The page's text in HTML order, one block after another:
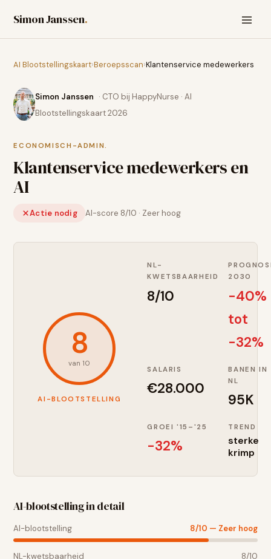
Simon Janssen.
AI Blootstellingskaart›Beroepsscan›Klantenservice medewerkers
Simon Janssen · CTO bij HappyNurse · AI
Blootstellingskaart 2026
ECONOMISCH-ADMIN.
Klantenservice medewerkersen
AI
Actie nodig AI-score 8/10 · Zeer hoog
8
van 10
AI-BLOOTSTELLING
NL-
KWETSBAARHEID
8/10
2030
-40%
tot
-32%
SALARIS
€28.000
BANEN IN
NL
95K
GROEI '15–'25
-32%
TREND
sterke
krimp
AI-blootstelling in detail
AI-blootstelling 8/10 — Zeer hoog
NL-kwetsbaarheid 8/10